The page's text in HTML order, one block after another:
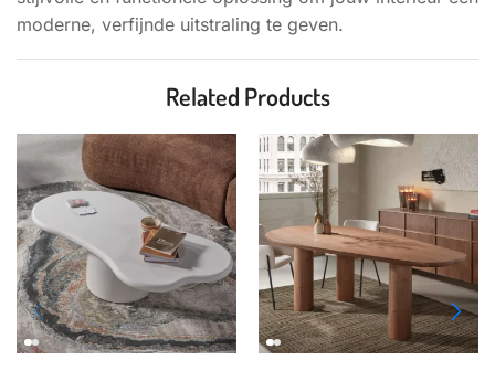
moderne, verfijnde uitstraling te geven.
Related Products